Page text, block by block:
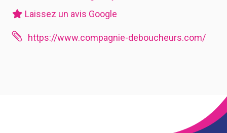
Laissez un avis Google
 https://www.compagnie-deboucheurs.com/